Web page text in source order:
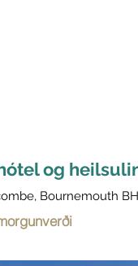
og
Bournemouth